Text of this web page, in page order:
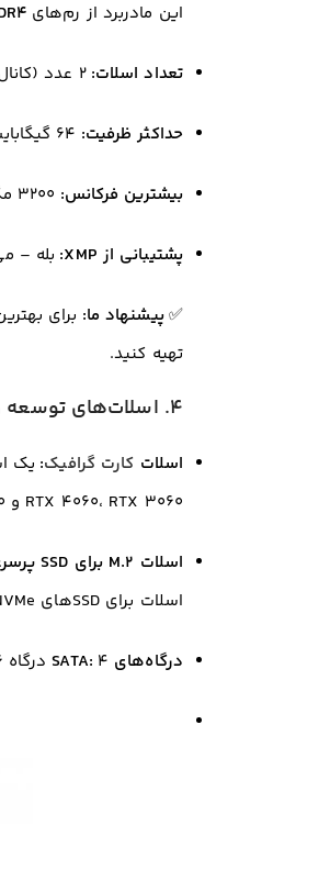
این مادربرد از رم‌های
تعداد اسلات: ۲ عدد (کانال دوگانه)
حداکثر ظرفیت:
بیشترین فرکانس:
پشتیبانی از XMP: بله –
✅پیشنهاد ما:
تهیه کنید.
۴. اسلات‌های توسعه و ذخیره‌سازی
اسلات کارت گرافیک: یک
RTX 4060، RTX 3060 و RX 6600 سازگاری کامل دارد.
اسلات M.2 برای SSD پرسرعت:
اسلات برای SSDهای NVMe با طول ۲۲۴۲، ۲۲۶۰ و ۲۲۸۰ مناسب است.
درگاه‌های SATA: ۴ درگاه SATA 6 گیگابیت بر ثانیه برای اتصال هارد دیسک یا SSDهای ۲.۵ اینچی.